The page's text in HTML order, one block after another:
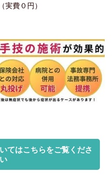
実費０円）
てはこちらをご覧くださ
い